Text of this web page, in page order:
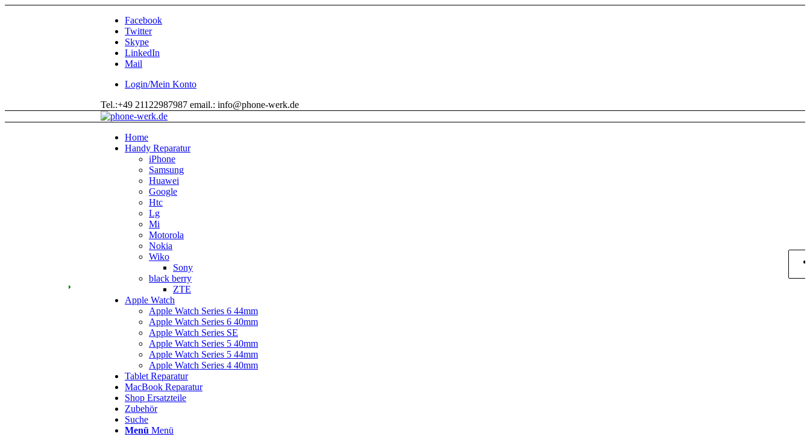
Facebook
Twitter
Skype
LinkedIn
Mail
Login/Mein Konto
Tel.:+49 21122987987 email.: info@phone-werk.de
Home
Handy Reparatur
iPhone
Samsung
Huawei
Google
Htc
Lg
Mi
Motorola
Nokia
Wiko
Sony
black berry
ZTE
Apple Watch
Apple Watch Series 6 44mm
Apple Watch Series 6 40mm
Apple Watch Series SE
Apple Watch Series 5 40mm
Apple Watch Series 5 44mm
Apple Watch Series 4 40mm
Tablet Reparatur
MacBook Reparatur
Shop Ersatzteile
Zubehör
Suche
Menü Menü